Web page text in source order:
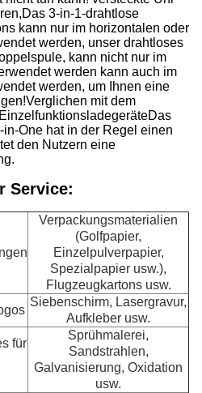
3-in-1-drahtlose
kann nur im horizontalen oder
werden, unser drahtloses
kann nicht nur im
werden kann auch im
werden, um Ihnen eine
mit dem
One hat in der Regel einen
den Nutzern eine
Service:
Verpackungsmaterialien
(Golfpapier,
Einzelpulverpapier,
Spezialpapier usw.),
Flugzeugkartons usw.
Siebenschirm, Lasergravur,
Aufkleber usw.
für
Sprühmalerei,
Sandstrahlen,
Galvanisierung, Oxidation
usw.